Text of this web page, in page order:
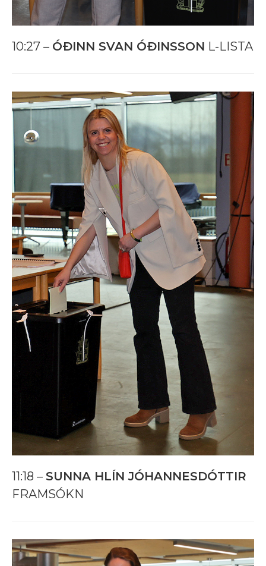
10:27 – ÓÐINN SVAN ÓÐINSSON L-LISTA
11:18 – SUNNA HLÍN JÓHANNESDÓTTIR
FRAMSÓKN